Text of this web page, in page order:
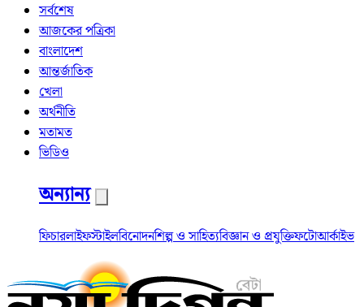
সর্বশেষ
আজকের পত্রিকা
বাংলাদেশ
আন্তর্জাতিক
খেলা
অর্থনীতি
মতামত
ভিডিও
অন্যান্য
ফিচারলাইফস্টাইলবিনোদনশিল্প ও সাহিত্যবিজ্ঞান ও প্রযুক্তিফটোআর্কাইভ